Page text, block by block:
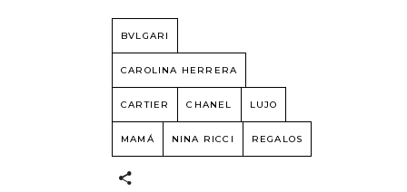
BVLGARI
CAROLINA HERRERA
CARTIER CHANEL LUJO
MAMÁ NINA RICCI REGALOS